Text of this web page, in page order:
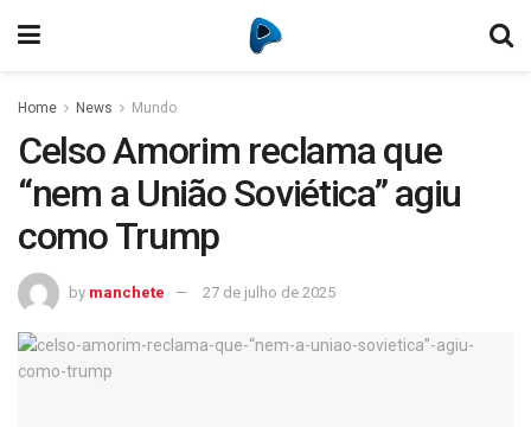
Home News Mundo
Celso Amorim reclama que
“nem a União Soviética” agiu
como Trump
by manchete 27 de julho de 2025